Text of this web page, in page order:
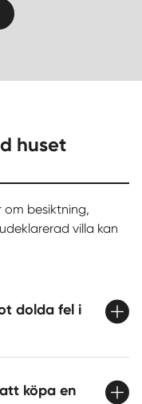
huset
besiktning,
villa kan
dolda fel i
köpa en